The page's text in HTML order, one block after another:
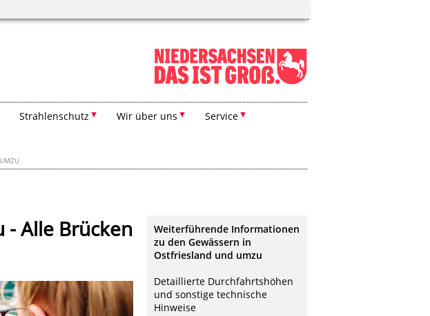
Strahlenschutz Wir über uns Service
Alle Brücken
Weiterführende Informationen
zu den Gewässern in
Ostfriesland und umzu
Detaillierte Durchfahrtshöhen
und sonstige technische
Hinweise